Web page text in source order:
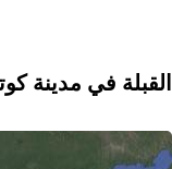
القبلة في مدينة